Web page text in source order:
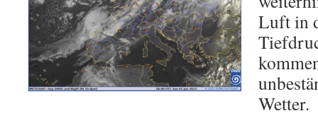
Luft in
Wetter.